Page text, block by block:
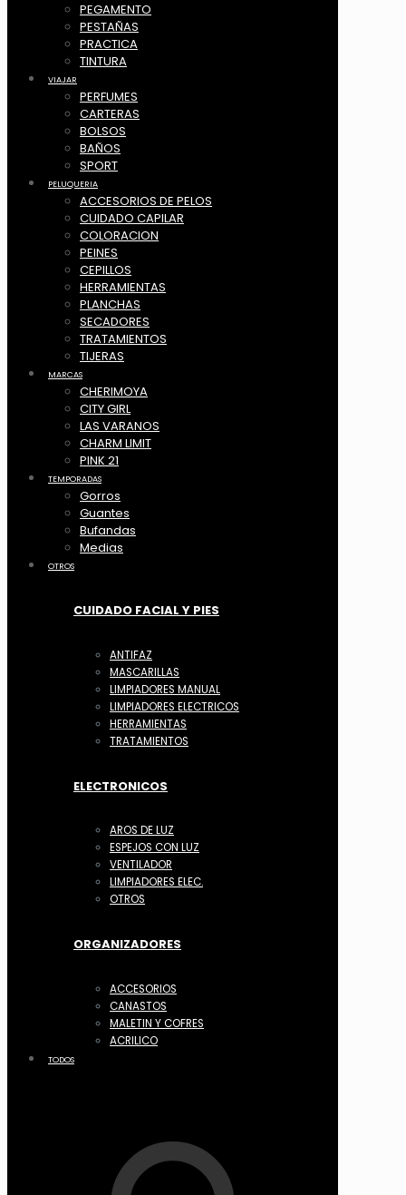
PEGAMENTO
PESTAÑAS
PRACTICA
TINTURA
VIAJAR
PERFUMES
CARTERAS
BOLSOS
BAÑOS
SPORT
PELUQUERIA
ACCESORIOS DE PELOS
CUIDADO CAPILAR
COLORACION
PEINES
CEPILLOS
HERRAMIENTAS
PLANCHAS
SECADORES
TRATAMIENTOS
TIJERAS
MARCAS
CHERIMOYA
CITY GIRL
LAS VARANOS
CHARM LIMIT
PINK 21
TEMPORADAS
Gorros
Guantes
Bufandas
Medias
OTROS
CUIDADO FACIAL Y PIES
ANTIFAZ
MASCARILLAS
LIMPIADORES MANUAL
LIMPIADORES ELECTRICOS
HERRAMIENTAS
TRATAMIENTOS
ELECTRONICOS
AROS DE LUZ
ESPEJOS CON LUZ
VENTILADOR
LIMPIADORES ELEC.
OTROS
ORGANIZADORES
ACCESORIOS
CANASTOS
MALETIN Y COFRES
ACRILICO
TODOS